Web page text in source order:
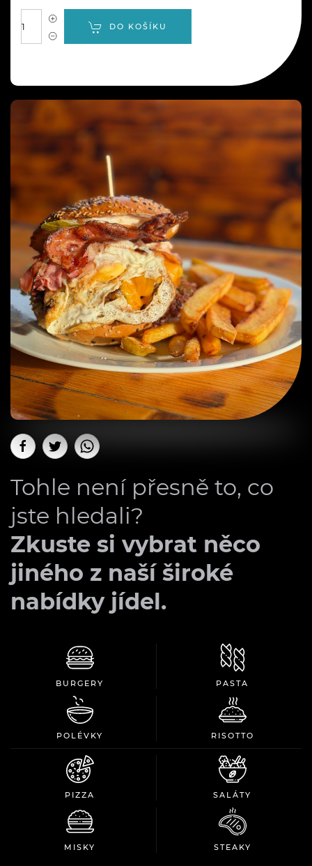
DO KOŠÍKU
Tohle není přesně to, co
jste hledali?
Zkuste si vybrat něco
jiného z naší široké
nabídky jídel.
BURGERY PASTA
POLÉVKY RISOTTO
PIZZA SALÁTY
MISKY STEAKY